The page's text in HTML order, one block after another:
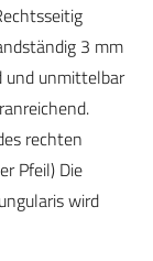
3 mm
und unmittelbar
rechten
Pfeil) Die
wird